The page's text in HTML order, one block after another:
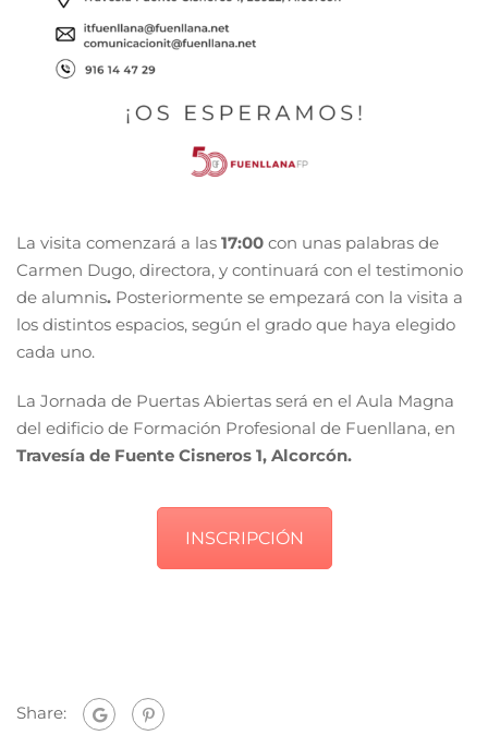
La visita comenzará a las 17:00 con unas palabras de
Carmen Dugo, directora, y continuará con el testimonio
de alumnis. Posteriormente se empezará con la visita a
los distintos espacios, según el grado que haya elegido
cada uno.
La Jornada de Puertas Abiertas será en el Aula Magna
del edificio de Formación Profesional de Fuenllana, en
Travesía de Fuente Cisneros 1, Alcorcón.
INSCRIPCIÓN
Share: